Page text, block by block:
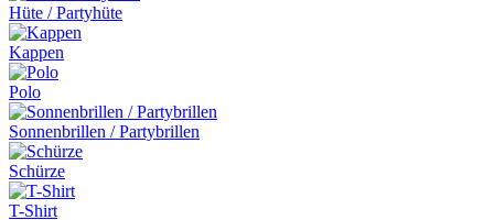
Hüte / Partyhüte
Kappen
Polo
Sonnenbrillen / Partybrillen
Schürze
T-Shirt